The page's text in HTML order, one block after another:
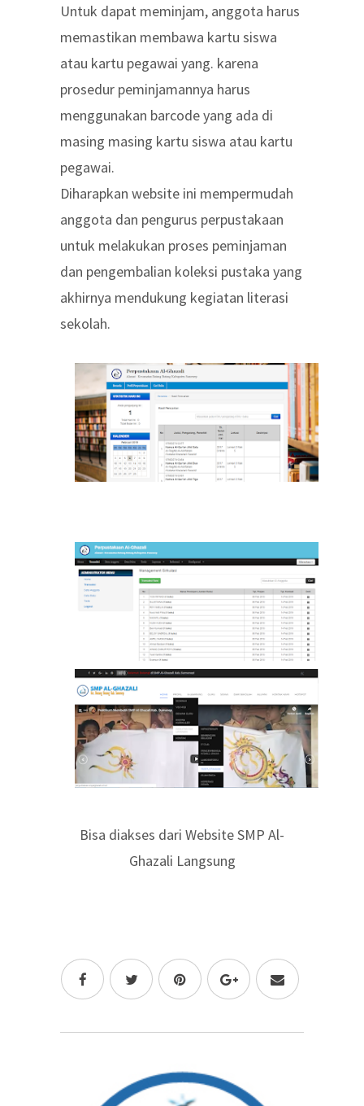
Untuk dapat meminjam, anggota harus
memastikan membawa kartu siswa
atau kartu pegawai yang. karena
prosedur peminjamannya harus
menggunakan barcode yang ada di
masing masing kartu siswa atau kartu
pegawai.
Diharapkan website ini mempermudah
anggota dan pengurus perpustakaan
untuk melakukan proses peminjaman
dan pengembalian koleksi pustaka yang
akhirnya mendukung kegiatan literasi
sekolah.
Bisa diakses dari Website SMP Al-
Ghazali Langsung